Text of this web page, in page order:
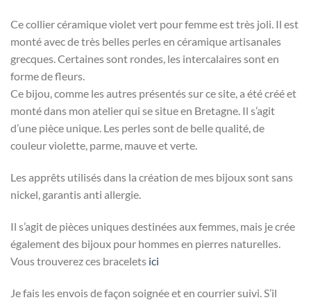
Ce collier céramique violet vert pour femme est très joli. Il est
monté avec de très belles perles en céramique artisanales
grecques. Certaines sont rondes, les intercalaires sont en
forme de fleurs.
Ce bijou, comme les autres présentés sur ce site, a été créé et
monté dans mon atelier qui se situe en Bretagne. Il s’agit
d’une pièce unique. Les perles sont de belle qualité, de
couleur violette, parme, mauve et verte.
Les apprêts utilisés dans la création de mes bijoux sont sans
nickel, garantis anti allergie.
Il s’agit de pièces uniques destinées aux femmes, mais je crée
également des bijoux pour hommes en pierres naturelles.
Vous trouverez ces bracelets ici
Je fais les envois de façon soignée et en courrier suivi. S’il